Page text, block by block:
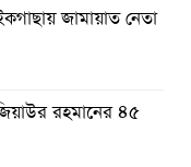
জামায়াত নেতা
রহমানের ৪৫